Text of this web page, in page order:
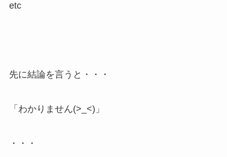
etc
先に結論を言うと・・・
「わかりません(>_<)」
・・・